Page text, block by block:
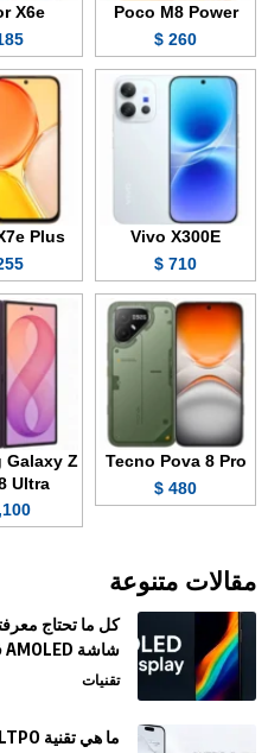
Poco M8 Power
260 $
X6e
$
Vivo X300E
710 $
Plus
$
Tecno Pova 8 Pro
480 $
Galaxy Z
Ultra
$
مقالات متنوعة
شاشة AMOLED في الهواتف الذكية
تقنيات